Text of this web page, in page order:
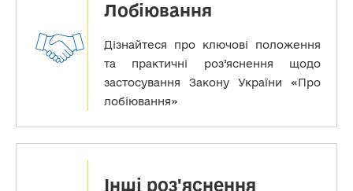
Лобіювання
Дізнайтеся про ключові положення
та практичні роз’яснення щодо
застосування Закону України «Про
лобіювання»
Інші роз'яснення